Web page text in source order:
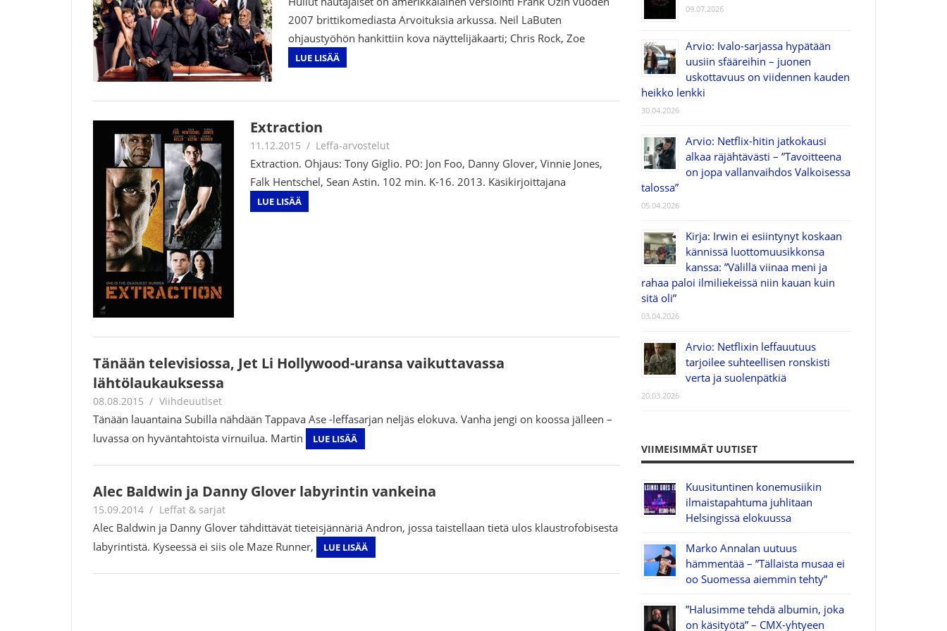
2007 brittikomediasta Arvoituksia arkussa. Neil LaButen
ohjaustyöhön hankittiin kova näyttelijäkaarti; Chris Rock, Zoe
LUE LISÄÄ
Extraction
11.12.2015 Jouni Hirn
Leffa-arvostelut
Extraction. Ohjaus: Tony Giglio. PO: Jon Foo, Danny Glover, Vinnie Jones,
Falk Hentschel, Sean Astin. 102 min. K-16. 2013. Käsikirjoittajana
LUE LISÄÄ
Tänään televisiossa, Jet Li Hollywood-uransa vaikuttavassa
lähtölaukauksessa
08.08.2015 mestanet
Viihdeuutiset
Tänään lauantaina Subilla nähdään Tappava Ase -leffasarjan neljäs elokuva. Vanha jengi on koossa jälleen –
luvassa on hyväntahtoista virnuilua. Martin
LUE LISÄÄ
Alec Baldwin ja Danny Glover labyrintin vankeina
15.09.2014 mestanet
Leffat & sarjat
Alec Baldwin ja Danny Glover tähdittävät tieteisjännäriä Andron, jossa taistellaan tietä ulos klaustrofobisesta
labyrintistä. Kyseessä ei siis ole Maze Runner,
LUE LISÄÄ
09.07.2026
Arvio: Ivalo-sarjassa hypätään
uusiin sfääreihin – juonen
uskottavuus on viidennen kauden
heikko lenkki
30.04.2026
Arvio: Netflix-hitin jatkokausi
alkaa räjähtävästi – ”Tavoitteena
on jopa vallanvaihdos Valkoisessa
talossa”
05.04.2026
Kirja: Irwin ei esiintynyt koskaan
kännissä luottomuusikkonsa
kanssa: ”Välillä viinaa meni ja
rahaa paloi ilmiliekeissä niin kauan kuin
sitä oli”
03.04.2026
Arvio: Netflixin leffauutuus
tarjoilee suhteellisen ronskisti
verta ja suolenpätkiä
20.03.2026
VIIMEISIMMÄT UUTISET
Kuusituntinen konemusiikin
ilmaistapahtuma juhlitaan
Helsingissä elokuussa
Marko Annalan uutuus
hämmentää – ”Tällaista musaa ei
oo Suomessa aiemmin tehty”
”Halusimme tehdä albumin, joka
on käsityötä” – CMX-yhtyeen